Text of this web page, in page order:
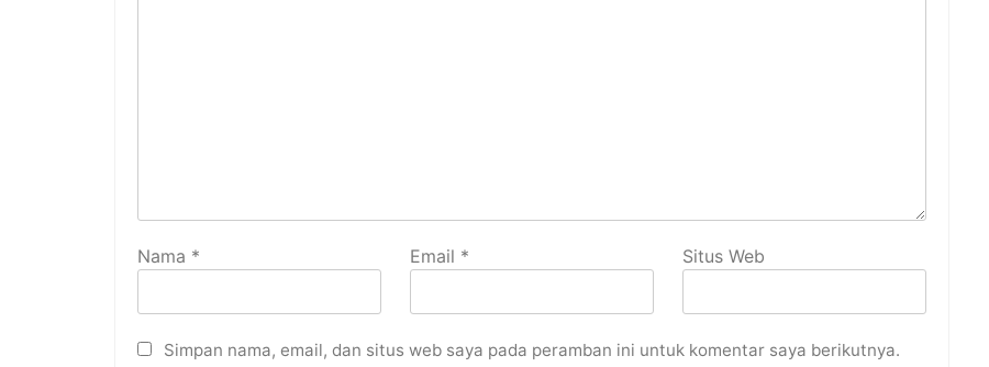
Nama * Email * Situs Web
Simpan nama, email, dan situs web saya pada peramban ini untuk komentar saya berikutnya.